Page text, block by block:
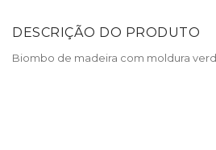
DESCRIÇÃO DO PRODUTO
Biombo de madeira com moldura